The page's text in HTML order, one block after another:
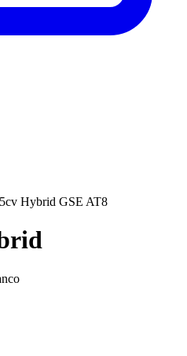
Hybrid GSE AT8